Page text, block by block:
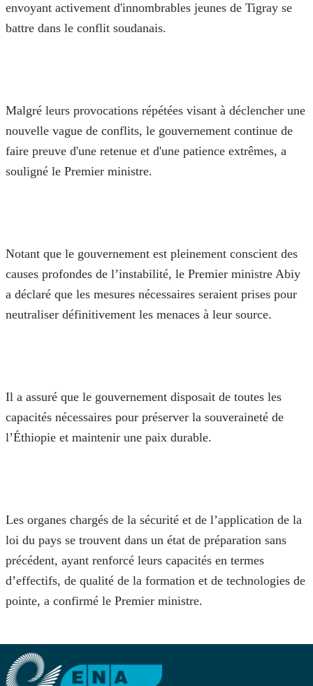
envoyant activement d'innombrables jeunes de Tigray se
battre dans le conflit soudanais.
Malgré leurs provocations répétées visant à déclencher une
nouvelle vague de conflits, le gouvernement continue de
faire preuve d'une retenue et d'une patience extrêmes, a
souligné le Premier ministre.
Notant que le gouvernement est pleinement conscient des
causes profondes de l’instabilité, le Premier ministre Abiy
a déclaré que les mesures nécessaires seraient prises pour
neutraliser définitivement les menaces à leur source.
Il a assuré que le gouvernement disposait de toutes les
capacités nécessaires pour préserver la souveraineté de
l’Éthiopie et maintenir une paix durable.
Les organes chargés de la sécurité et de l’application de la
loi du pays se trouvent dans un état de préparation sans
précédent, ayant renforcé leurs capacités en termes
d’effectifs, de qualité de la formation et de technologies de
pointe, a confirmé le Premier ministre.